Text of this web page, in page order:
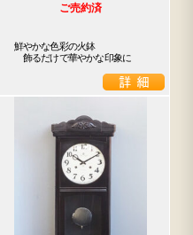
ご売約済
鮮やかな色彩の火鉢
飾るだけで華やかな印象に